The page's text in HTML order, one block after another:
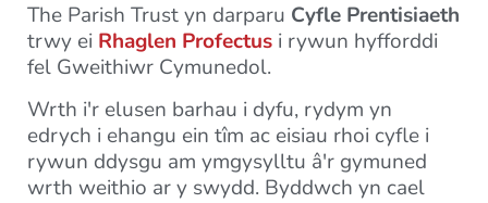
The Parish Trust yn darparu Cyfle Prentisiaeth
trwy ei Rhaglen Profectus i rywun hyfforddi
fel Gweithiwr Cymunedol.
Wrth i'r elusen barhau i dyfu, rydym yn
edrych i ehangu ein tîm ac eisiau rhoi cyfle i
rywun ddysgu am ymgysylltu â'r gymuned
wrth weithio ar y swydd. Byddwch yn cael